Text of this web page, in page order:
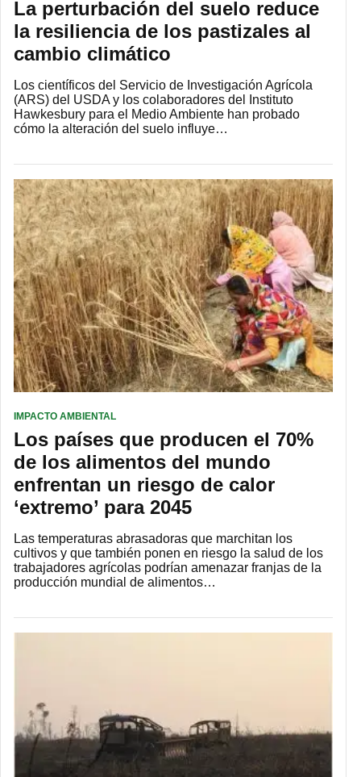
La perturbación del suelo reduce
la resiliencia de los pastizales al
cambio climático
Los científicos del Servicio de Investigación Agrícola
(ARS) del USDA y los colaboradores del Instituto
Hawkesbury para el Medio Ambiente han probado
cómo la alteración del suelo influye…
IMPACTO AMBIENTAL
Los países que producen el 70%
de los alimentos del mundo
enfrentan un riesgo de calor
‘extremo’ para 2045
Las temperaturas abrasadoras que marchitan los
cultivos y que también ponen en riesgo la salud de los
trabajadores agrícolas podrían amenazar franjas de la
producción mundial de alimentos…